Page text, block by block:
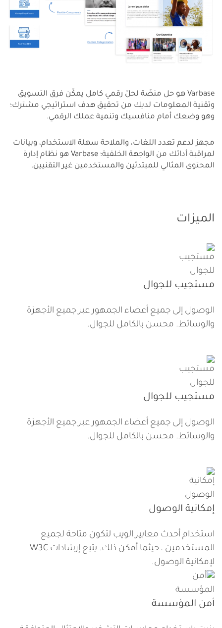
Varbase هو حل منصّة لحلّ رقمي كامل يمكّن فرق التسويق
وتقنية المعلومات لديك من تحقيق هدف استراتيجي مشترك؛
وهو وضعك أمام منافسيك وتنمية عملك الرقمي.
مجهز لدعم تعدد اللغات، والملاحة سهلة الاستخدام، وبيانات
لمراقبة أدائك من الواجهة الخلفية؛ Varbase هو نظام إدارة
المحتوى المثالي للمبتدئين والمستخدمين غير التقنيين.
الميزات
مستجيب للجوال
الوصول إلى جميع أعضاء الجمهور عبر جميع الأجهزة
والوسائط. محسن بالكامل للجوال.
مستجيب للجوال
الوصول إلى جميع أعضاء الجمهور عبر جميع الأجهزة
والوسائط. محسن بالكامل للجوال.
إمكانية الوصول
استخدام أحدث معايير الويب لتكون متاحة لجميع
المستخدمين ، حيثما أمكن ذلك. يتبع إرشادات W3C
لإمكانية الوصول.
أمن المؤسسة